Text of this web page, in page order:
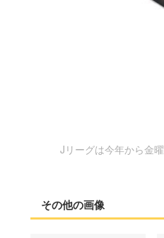
Jリーグは今年から金
その他の画像